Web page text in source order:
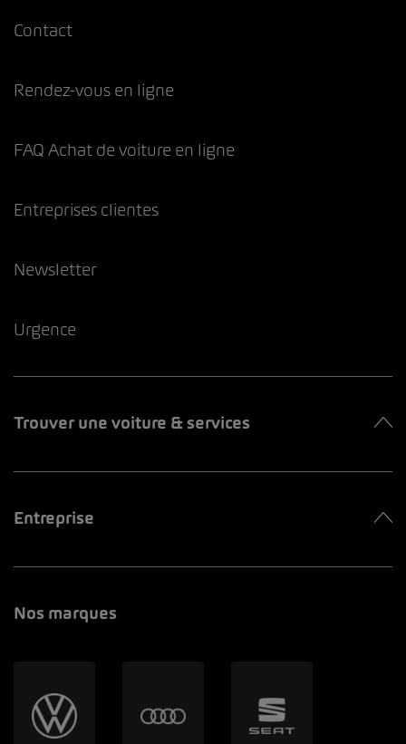
Contact
Rendez-vous en ligne
FAQ Achat de voiture en ligne
Entreprises clientes
Newsletter
Urgence
Trouver une voiture & services
Entreprise
Nos marques